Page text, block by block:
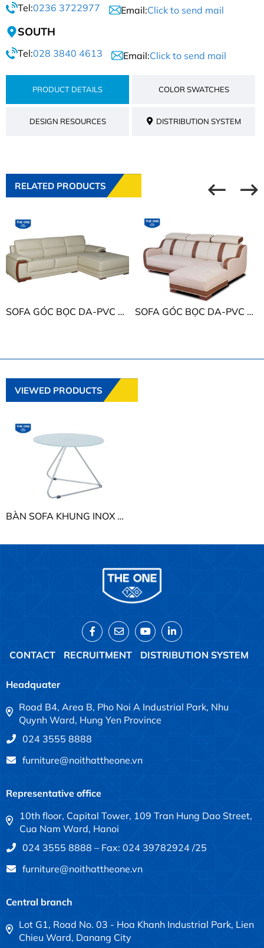
Tel:0236 3722977 Email:Click to send mail
SOUTH
Tel:028 3840 4613 Email:Click to send mail
PRODUCT DETAILS COLOR SWATCHES
DESIGN RESOURCES DISTRIBUTION SYSTEM
RELATED PRODUCTS
SOFA GÓC BỌC DA-PVC THE ONE SF601 SOFA GÓC BỌC DA-PVC THE ONE SF69
VIEWED PRODUCTS
BÀN SOFA KHUNG INOX THE ONE BSF401
CONTACT RECRUITMENT DISTRIBUTION SYSTEM
Headquater
Road B4, Area B, Pho Noi A Industrial Park, Nhu
Quynh Ward, Hung Yen Province
024 3555 8888
furniture@noithattheone.vn
Representative office
10th floor, Capital Tower, 109 Tran Hung Dao Street,
Cua Nam Ward, Hanoi
024 3555 8888 – Fax: 024 39782924 /25
furniture@noithattheone.vn
Central branch
Lot G1, Road No. 03 - Hoa Khanh Industrial Park, Lien
Chieu Ward, Danang City